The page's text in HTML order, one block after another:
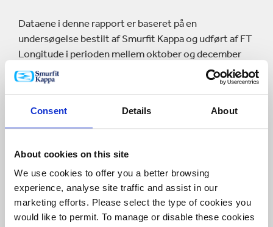
Consent Details About
About cookies on this site
We use cookies to offer you a better browsing
experience, analyse site traffic and assist in our
marketing efforts. Please select the type of cookies you
would like to permit. To manage or disable these cookies
Dataene i denne rapport er baseret på en
undersøgelse bestilt af Smurfit Kappa og udført af FT
Longitude i perioden mellem oktober og december
2022. Den er baseret på vores 2020-rapport,
‘Sustainability reshapes the business landscape for
Respondenterne omfattede 440 senior og executive
detail- og forbrugsvarer, herunder Fast Moving
Consumer Goods (FMCG) og e-handelsprodukter.
Alle respondenter har tilsyn med og/eller ansvar for
deres organisations bæredygtighedsinitiativer, og 25
% er ledere på direktionsniveau. De befandt sig inden